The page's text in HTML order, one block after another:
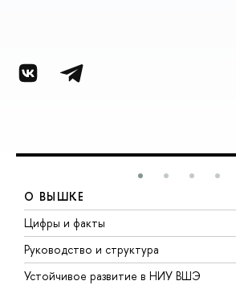
О ВЫШКЕ
Цифры и факты
Руководство и структура
Устойчивое развитие в НИУ ВШЭ